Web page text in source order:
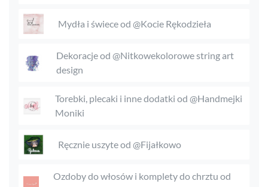
Mydła i świece od @Kocie Rękodzieła
Dekoracje od @Nitkowekolorowe string art
design
Torebki, plecaki i inne dodatki od @Handmejki
Moniki
Ręcznie uszyte od @Fijałkowo
Ozdoby do włosów i komplety do chrztu od